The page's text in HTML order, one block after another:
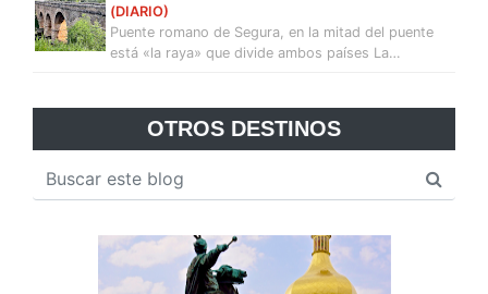
(DIARIO)
Puente romano de Segura, en la mitad del puente
está «la raya» que divide ambos países La…
OTROS DESTINOS